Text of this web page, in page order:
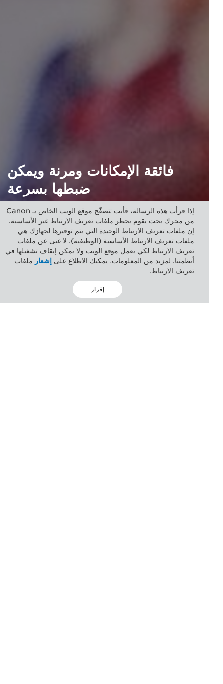
فائقة الإمكانات ومرنة ويمكن
ضبطها بسرعة
تُعد الفئة Speedlite 470EX-AI مثالية لإضاءة مجموعات كبيرة وارتداد
من الجدران والأسقف للحصول على نتائج أكثر خفوتًا وطبيعية أكثر
رقم الدليل الذي يصل إلى 47 م.
إذا قرأت هذه الرسالة، فأنت تتصفّح موقع الويب الخاص بـ Canon
من محرك بحث يقوم بحظر ملفات تعريف الارتباط غير الأساسية.
إن ملفات تعريف الارتباط الوحيدة التي يتم توفيرها لجهازك هي
ملفات تعريف الارتباط الأساسية (الوظيفية). لا غنى عن ملفات
تعريف الارتباط لكي يعمل موقع الويب ولا يمكن إيقاف تشغيلها في
أنظمتنا. لمزيد من المعلومات، يمكنك الاطلاع على إشعارملفات
تعريف الارتباط.